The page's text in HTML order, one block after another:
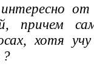
причем
хотя
?